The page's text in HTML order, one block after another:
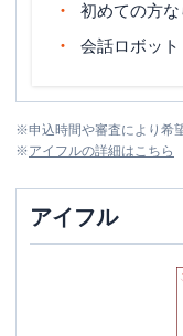
初めての方な
会話ロボット
※申込時間や審査により希
※アイフルの詳細はこちら
アイフル